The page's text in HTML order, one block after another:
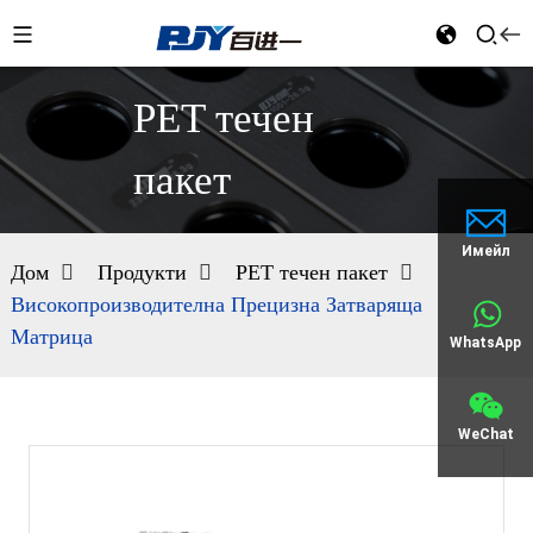
Имейл
WhatsApp
WeChat
PET течен
пакет
Дом Продукти
PET течен пакет
Високопроизводителна Прецизна Затваряща
Матрица